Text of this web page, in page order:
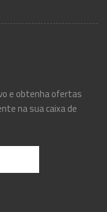
e obtenha ofertas
na sua caixa de